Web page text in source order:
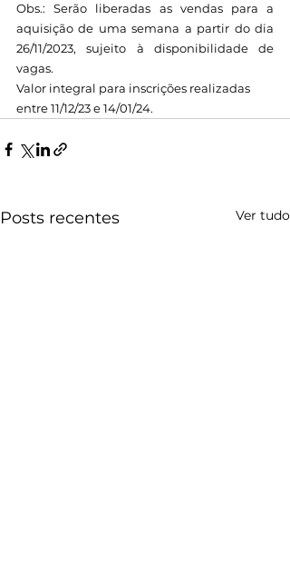
Obs.: Serão liberadas as vendas para a
aquisição de uma semana a partir do dia
26/11/2023, sujeito à disponibilidade de
vagas.
Valor integral para inscrições realizadas
entre 11/12/23 e 14/01/24.
Posts recentes Ver tudo